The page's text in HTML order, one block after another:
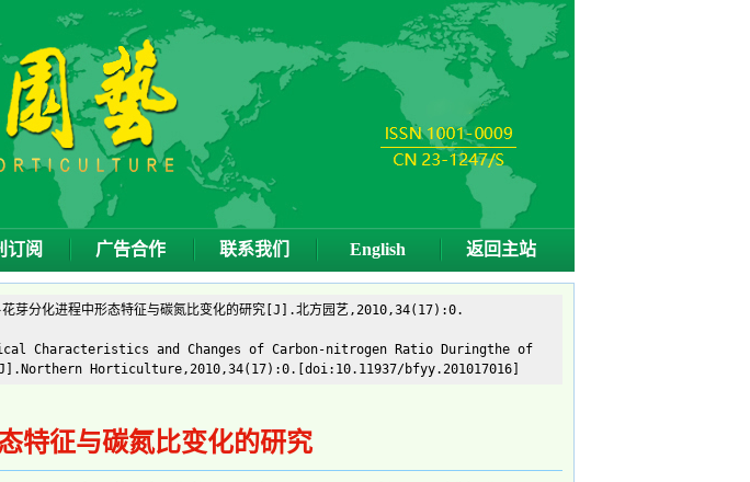
订阅 广告合作 联系我们 English 返回主站
化进程中形态特征与碳氮比变化的研究[J].北方园艺,2010,34(17):0.
Characteristics and Changes of Carbon-nitrogen Ratio Duringthe of
Horticulture,2010,34(17):0.[doi:10.11937/bfyy.201017016]
特征与碳氮比变化的研究